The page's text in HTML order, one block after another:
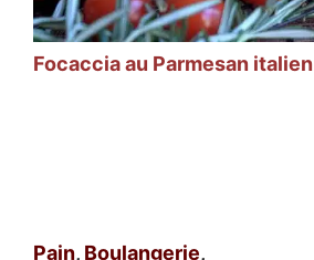
Focaccia au Parmesan italien
Pain, Boulangerie,